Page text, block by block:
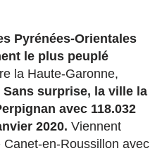
Pyrénées-Orientales
le plus peuplé
la Haute-Garonne,
Sans surprise, la ville la
avec 118.032
2020. Viennent
en-Roussillon avec